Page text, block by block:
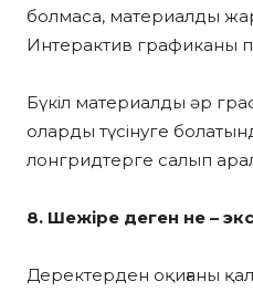
болмаса, материалды
Интерактив графиканы
Бүкіл материалды әр
оларды түсінуге
лонгридтерге салып
8. Шежіре деген не –
Деректерден оқиғаны